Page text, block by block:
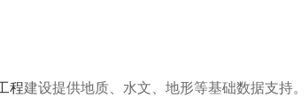
程建设提供地质、水文、地形等基础数据支持。